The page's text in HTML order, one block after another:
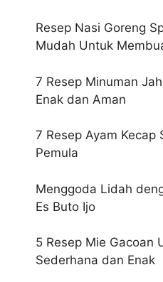
Resep Nasi Goreng
Mudah Untuk
7 Resep Minuman
Enak dan Aman
7 Resep Ayam Kecap
Pemula
Menggoda Lidah
Es Buto Ijo
5 Resep Mie Gacoan
Sederhana dan Enak